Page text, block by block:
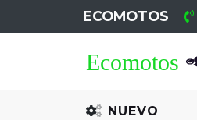
ECOMOTOS
NUEVO
Recambio